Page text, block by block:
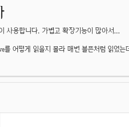
사용합니다. 가볍고 확장기능이 많아서...
를 어떻게 읽을지 몰라 매번 블픈처럼 읽었